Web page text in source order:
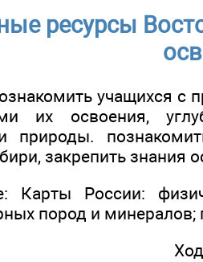
ресурсы
учащихся с
их освоения,
природы.
закрепить знания
Карты России:
пород и минералов;